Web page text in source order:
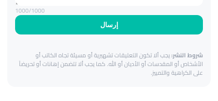
إرسال
1000/1000
شروط النشر:يجب ألا تكون التعليقات تشهيرية أو مسيئة تجاه الكاتب أو
الأشخاص أو المقدسات أو الأديان أو الله. كما يجب ألا تتضمن إهانات أو تحريضاً
على الكراهية والتمييز.